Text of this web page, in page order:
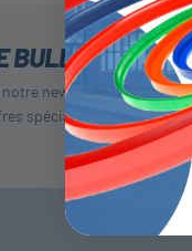
BULLETIN
notre newsletter pour
spéciales et nos